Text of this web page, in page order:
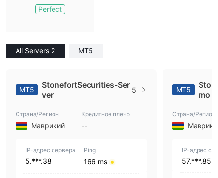
Perfect
All Servers 2 MT5
MT5
StonefortSecurities-Ser
ver
5
Страна/Регион
Маврикий
Кредитное плечо
--
IP-адрес сервера
5.***.38
Ping
166 ms
MT5
mo
Страна/Регион
IP-адрес
57.***.85